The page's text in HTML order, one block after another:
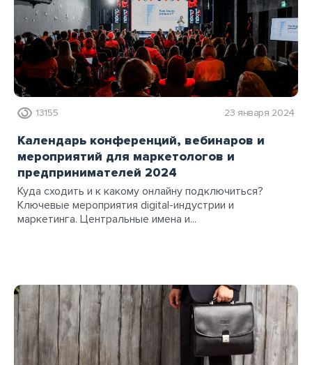
13155 23 января 2024
Календарь конференций, вебинаров и
мероприятий для маркетологов и
предпринимателей 2024
Куда сходить и к какому онлайну подключиться?
Ключевые мероприятия digital-индустрии и
маркетинга. Центральные имена и...